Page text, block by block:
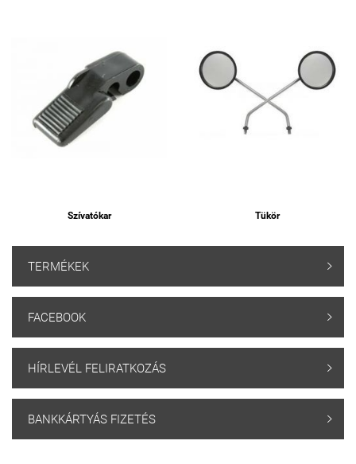
Szívatókar Tükör
TERMÉKEK 
FACEBOOK 
HÍRLEVÉL FELIRATKOZÁS 
BANKKÁRTYÁS FIZETÉS 